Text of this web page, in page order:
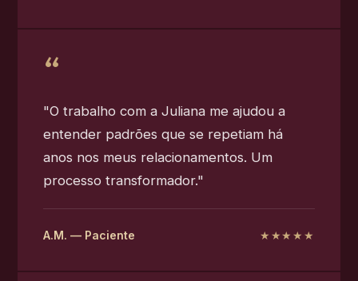
"O trabalho com a Juliana me ajudou a
entender padrões que se repetiam há
anos nos meus relacionamentos. Um
processo transformador."
A.M. — Paciente ★★★★★